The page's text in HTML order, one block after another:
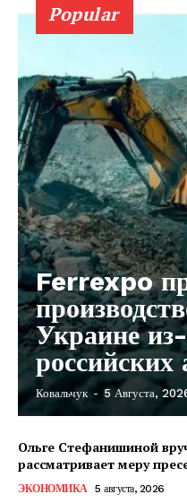
Popular
Ferrexpo
Украине
российских
Ковальчук - 5 Августа,
Ольге Стефанишиной
рассматривает меру
ЭКОНОМИКА 5 августа, 2026